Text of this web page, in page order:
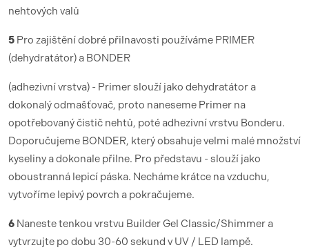
nehtových valů
5 Pro zajištění dobré přilnavosti používáme PRIMER
(dehydratátor) a BONDER
(adhezivní vrstva) - Primer slouží jako dehydratátor a
dokonalý odmašťovač, proto naneseme Primer na
opotřebovaný čistič nehtů, poté adhezivní vrstvu Bonderu.
Doporučujeme BONDER, který obsahuje velmi malé množství
kyseliny a dokonale přilne. Pro představu - slouží jako
oboustranná lepicí páska. Necháme krátce na vzduchu,
vytvoříme lepivý povrch a pokračujeme.
6 Naneste tenkou vrstvu Builder Gel Classic/Shimmer a
vytvrzujte po dobu 30-60 sekund v UV / LED lampě.